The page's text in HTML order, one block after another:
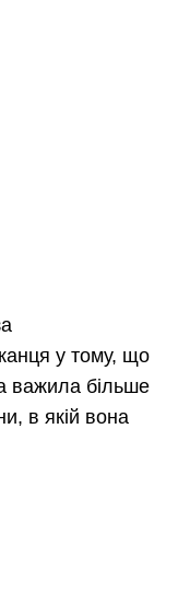
у тому, що
важила більше
в якій вона